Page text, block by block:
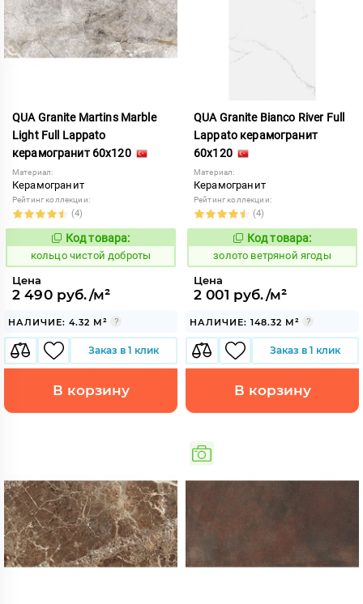
QUA Granite Martins Marble
Light Full Lappato
керамогранит 60x120
Материал:
Керамогранит
Рейтинг коллекции:
(4)
Код:
748997
Код товара:
кольцо чистой доброты
Цена
2 490 руб./м²
НАЛИЧИЕ: 4.32 М²
Заказ в 1 клик
В корзину
QUA Granite Bianco River Full
Lappato керамогранит
60x120
Материал:
Керамогранит
Рейтинг коллекции:
(4)
Код:
517124
Код товара:
золото ветряной ягоды
Цена
2 001 руб./м²
НАЛИЧИЕ: 148.32 М²
Заказ в 1 клик
В корзину